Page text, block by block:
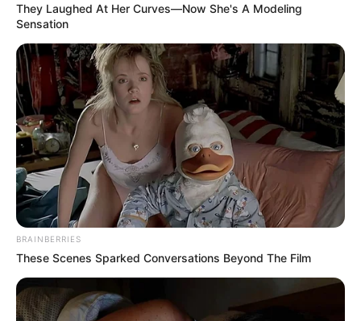
They Laughed At Her Curves—Now She's A Modeling
Sensation
BRAINBERRIES
These Scenes Sparked Conversations Beyond The Film